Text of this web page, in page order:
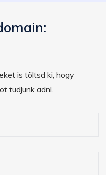
is töltsd ki, hogy
tudjunk adni.